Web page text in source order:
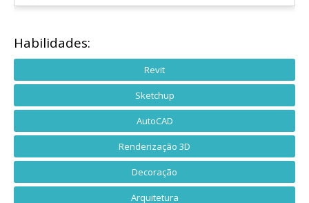
Habilidades:
Revit
Sketchup
AutoCAD
Renderização 3D
Decoração
Arquitetura